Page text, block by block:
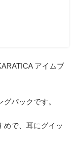
アイムブ
パックです。
めで、耳にグイッ